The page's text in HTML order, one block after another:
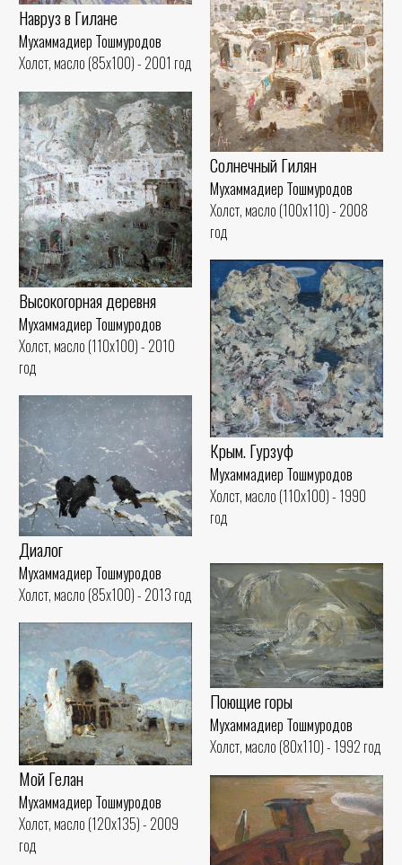
Навруз в Гилане
Мухаммадиер Тошмуродов
Холст, масло (85x100) - 2001 год
Солнечный Гилян
Мухаммадиер Тошмуродов
Холст, масло (100x110) - 2008
год
Высокогорная деревня
Мухаммадиер Тошмуродов
Холст, масло (110x100) - 2010
год
Крым. Гурзуф
Мухаммадиер Тошмуродов
Холст, масло (110x100) - 1990
год
Диалог
Мухаммадиер Тошмуродов
Холст, масло (85x100) - 2013 год
Поющие горы
Мухаммадиер Тошмуродов
Холст, масло (80x110) - 1992 год
Мой Гелан
Мухаммадиер Тошмуродов
Холст, масло (120x135) - 2009
год